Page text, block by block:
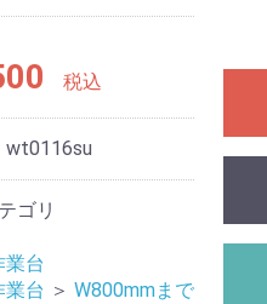
税込
wt0116su
ゴリ
業台
業台 ＞ W800mmまで